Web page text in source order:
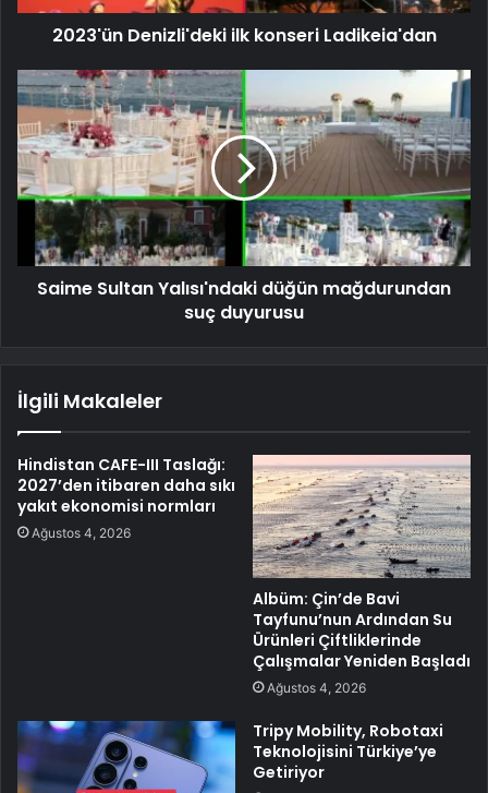
2023'ün Denizli'deki ilk konseri Ladikeia'dan
Saime Sultan Yalısı'ndaki düğün mağdurundan
suç duyurusu
İlgili Makaleler
Hindistan CAFE-III Taslağı:
2027’den itibaren daha sıkı
yakıt ekonomisi normları
Ağustos 4, 2026
Albüm: Çin’de Bavi
Tayfunu’nun Ardından Su
Ürünleri Çiftliklerinde
Çalışmalar Yeniden Başladı
Ağustos 4, 2026
Tripy Mobility, Robotaxi
Teknolojisini Türkiye’ye
Getiriyor